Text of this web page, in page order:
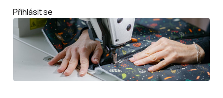
Přihlásit se